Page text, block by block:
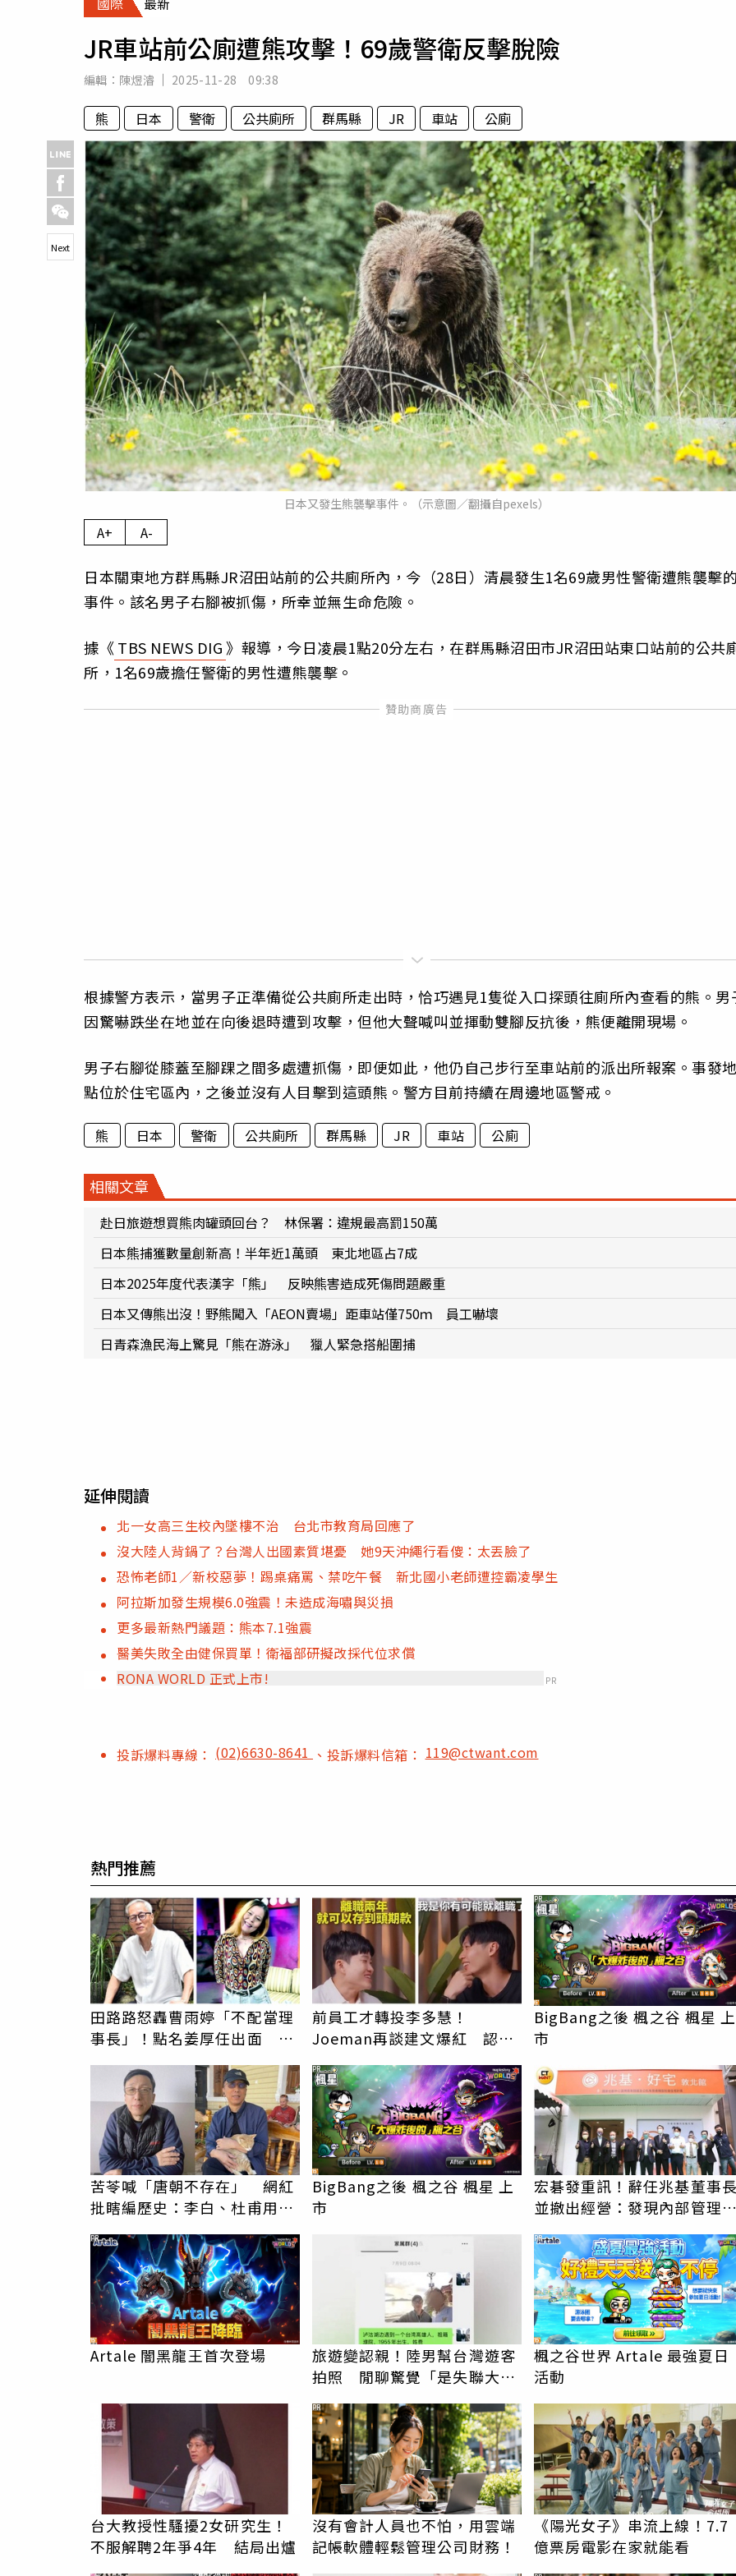
專欄
房產新勢力
運勢
JR車站前公廁遭熊攻擊！69歲警衛反擊脫險
編輯： 陳煜濬 2025-11-28 09:38
熊 日本 警衛 公共廁所 群馬縣 JR 車站 公廁
日本又發生熊襲擊事件。（示意圖／翻攝自pexels）
Next
A+ A-
日本關東地方群馬縣JR沼田站前的公共廁所內，今（28日）清晨發生1名69歲男性警衛遭熊襲擊
事件。該名男子右腳被抓傷，所幸並無生命危險。
據《TBS NEWS DIG》報導，今日凌晨1點20分左右，在群馬縣沼田市JR沼田站東口站前的公共
所，1名69歲擔任警衛的男性遭熊襲擊。
根據警方表示，當男子正準備從公共廁所走出時，恰巧遇見1隻從入口探頭往廁所內查看的熊。男
因驚嚇跌坐在地並在向後退時遭到攻擊，但他大聲喊叫並揮動雙腳反抗後，熊便離開現場。
男子右腳從膝蓋至腳踝之間多處遭抓傷，即便如此，他仍自己步行至車站前的派出所報案。事發
點位於住宅區內，之後並沒有人目擊到這頭熊。警方目前持續在周邊地區警戒。
熊 日本 警衛 公共廁所 群馬縣 JR 車站 公廁
相關文章
赴日旅遊想買熊肉罐頭回台？ 林保署：違規最高罰150萬
日本熊捕獲數量創新高！半年近1萬頭 東北地區占7成
日本2025年度代表漢字「熊」 反映熊害造成死傷問題嚴重
日本又傳熊出沒！野熊闖入「AEON賣場」距車站僅750ｍ 員工嚇壞
日青森漁民海上驚見「熊在游泳」 獵人緊急搭船圍捕
延伸閱讀
北一女高三生校內墜樓不治 台北市教育局回應了
沒大陸人背鍋了？台灣人出國素質堪憂 她9天沖繩行看傻：太丟臉了
恐怖老師1／新校惡夢！踢桌痛罵、禁吃午餐 新北國小老師遭控霸凌學生
阿拉斯加發生規模6.0強震！未造成海嘯與災損
更多最新熱門議題：熊本7.1強震
醫美失敗全由健保買單！衛福部研擬改採代位求償
RONA WORLD 正式上市!
PR
投訴爆料專線： (02)6630-8641 、投訴爆料信箱：119@ctwant.com
熱門推薦
田路路怒轟曹雨婷「不配當理
事長」！點名姜厚任出面 本
前員工才轉投李多慧！
Joeman再談建文爆紅 認
BigBang之後 楓之谷 楓星 上
市
PR
苦苓喊「唐朝不存在」 網紅
批瞎編歷史：李白、杜甫用鮮
BigBang之後 楓之谷 楓星 上
市
PR
宏碁發重訊！辭任兆基董事
並撤出經營：發現內部管理
Artale 闇黑龍王首次登場
PR
旅遊變認親！陸男幫台灣遊客
拍照 閒聊驚覺「是失聯大
伯」奇蹟重逢
楓之谷世界 Artale 最強夏日
活動
PR
台大教授性騷擾2女研究生！
不服解聘2年爭4年 結局出爐
沒有會計人員也不怕，用雲端
記帳軟體輕鬆管理公司財務！
PR
《陽光女子》串流上線！7.7
億票房電影在家就能看